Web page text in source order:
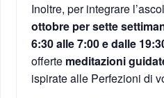
Inoltre, per integrare
ottobre per sette
6:30 alle 7:00 e dalle
offerte meditazioni
ispirate alle Perfezioni di